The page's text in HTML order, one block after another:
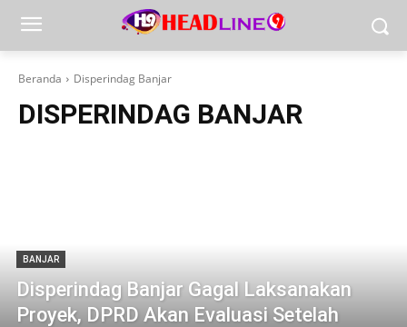
Beranda Disperindag Banjar
DISPERINDAG BANJAR
BANJAR
Disperindag Banjar Gagal Laksanakan
Proyek, DPRD Akan Evaluasi Setelah